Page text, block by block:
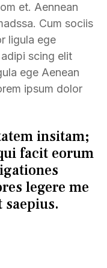
et. Aennean
Cum sociis
ligula ege
scing elit
ege Aenean
ipsum dolor
insitam;
facit eorum
legere me